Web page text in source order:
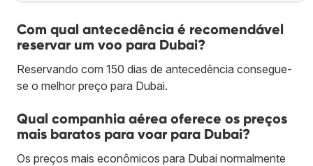
Com qual antecedência é recomendável
reservar um voo para Dubai?
Reservando com 150 dias de antecedência consegue-
se o melhor preço para Dubai.
Qual companhia aérea oferece os preços
mais baratos para voar para Dubai?
Os preços mais econômicos para Dubai normalmente